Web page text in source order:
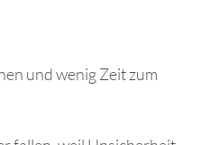
und wenig Zeit zum